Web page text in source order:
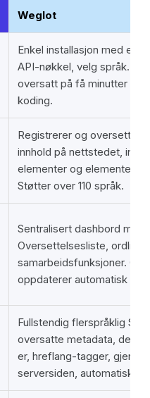
Weglot
Enkel installasjon med ett
API-nøkkel, velg språk.
oversatt på få minutter
koding.
Registrerer og oversetter
innhold på nettstedet,
elementer og elementer
Støtter over 110 språk.
Sentralisert dashbord med
Oversettelsesliste, ordliste
samarbeidsfunksjoner.
oppdaterer automatisk nytt
Fullstendig flerspråklig
oversatte metadata,
er, hreflang-tagger,
serversiden, automatisk